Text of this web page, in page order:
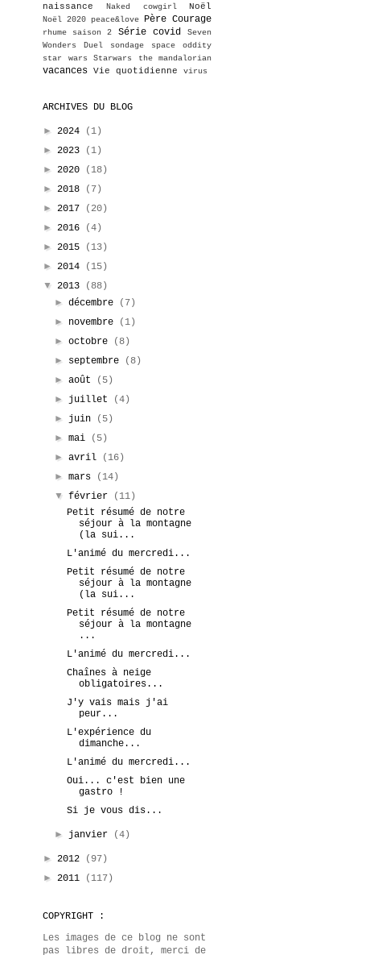
naissance Naked cowgirl Noël
Noël 2020 peace&love Père Courage
rhume saison 2 Série covid
Seven
Wonders Duel
sondage
space oddity
star wars
Starwars the mandalorian
vacances Vie quotidienne virus
ARCHIVES DU BLOG
► 2024
(1)
► 2023
(1)
► 2020
(18)
► 2018
(7)
► 2017
(20)
► 2016
(4)
► 2015
(13)
► 2014
(15)
▼ 2013
(88)
►décembre
(7)
► novembre
(1)
►octobre
(8)
► septembre
(8)
►août
(5)
► juillet
(4)
► juin
(5)
►mai
(5)
►avril
(16)
►mars
(14)
▼février
(11)
Petit résumé de notre
séjour à la montagne
(la sui...
L'animé du mercredi...
Petit résumé de notre
séjour à la montagne
(la sui...
Petit résumé de notre
séjour à la montagne
...
L'animé du mercredi...
Chaînes à neige
obligatoires...
J'y vais mais j'ai
peur...
L'expérience du
dimanche...
L'animé du mercredi...
Oui... c'est bien une
gastro !
Si je vous dis...
► janvier (4)
► 2012
(97)
► 2011 (117)
COPYRIGHT :
Les images de ce blog ne sont
pas libres de droit, merci de